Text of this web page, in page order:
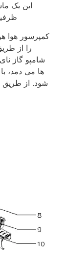
این یک
کمپرسور هوا
را از
شامپو گاز
ها می دمد،
شود. از طریق